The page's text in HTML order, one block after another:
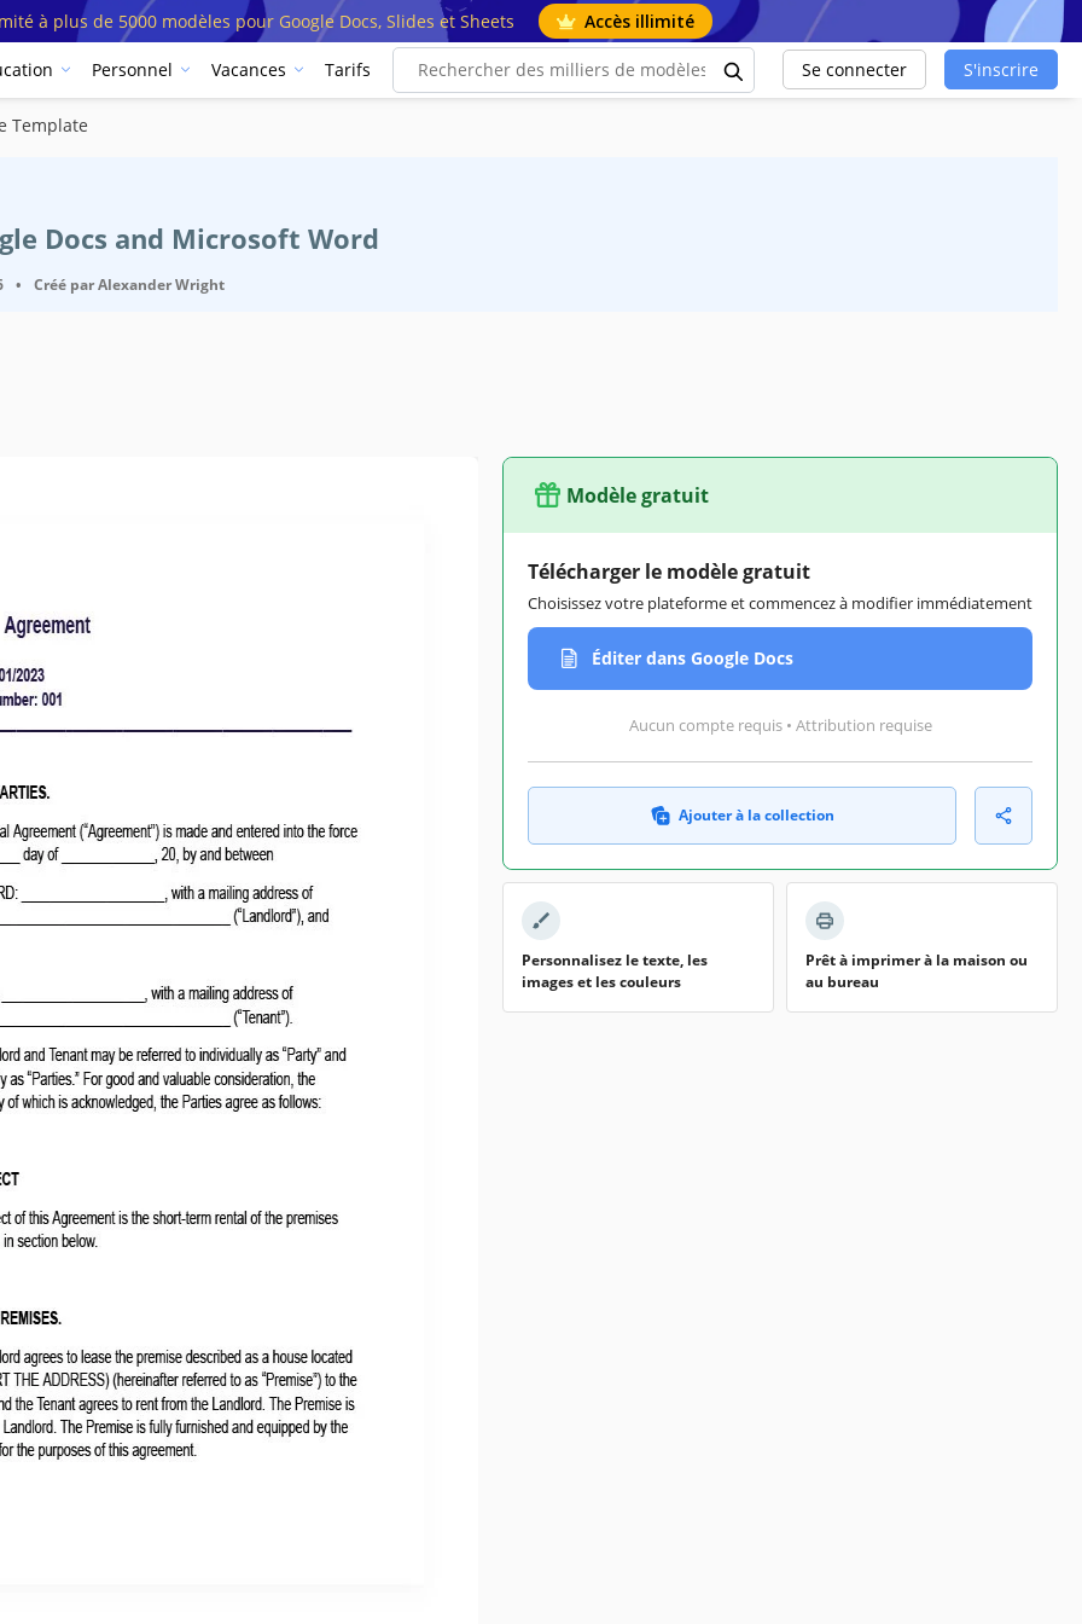
à plus de 5000 modèles pour Google Docs, Slides et Sheets Accès illimité
Personnel Vacances Tarifs Se connecter S'inscrire
Template
Docs and Microsoft Word
• Créé parAlexander Wright
Modèle gratuit
Télécharger le modèle gratuit
Choisissez votre plateforme et commencez à modifier immédiatement
Éditer dans Google Docs
Aucun compte requis • Attribution requise
Ajouter à la collection
Personnalisez le texte, les
images et les couleurs
Prêt à imprimer à la maison ou
au bureau